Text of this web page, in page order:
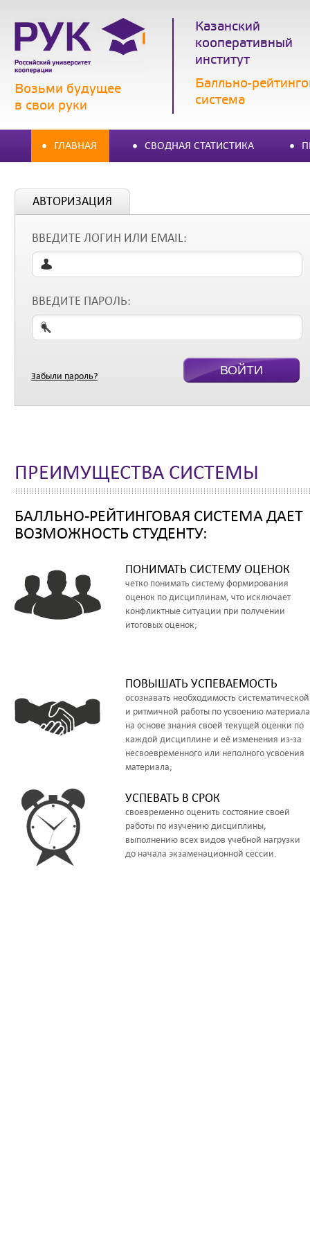
Возьми будущее
в свои руки
Казанский
кооперативный
институт
Балльно-
система
ГЛАВНАЯ СВОДНАЯ СТАТИСТИКА
АВТОРИЗАЦИЯ
ВВЕДИТЕ ЛОГИН ИЛИ EMAIL:
ВВЕДИТЕ ПАРОЛЬ:
Забыли пароль?
ПРЕИМУЩЕСТВА СИСТЕМЫ
БАЛЛЬНО-РЕЙТИНГОВАЯ СИСТЕМА ДАЕТ
ВОЗМОЖНОСТЬ СТУДЕНТУ:
ПОНИМАТЬ СИСТЕМУ ОЦЕНОК
четко понимать систему формирования
оценок по дисциплинам, что исключает
конфликтные ситуации при получении
итоговых оценок;
ПОВЫШАТЬ УСПЕВАЕМОСТЬ
осознавать необходимость систематической
и ритмичной работы по усвоению материала
на основе знания своей текущей оценки по
каждой дисциплине и её изменения из-за
несвоевременного или неполного усвоения
материала;
УСПЕВАТЬ В СРОК
своевременно оценить состояние своей
работы по изучению дисциплины,
выполнению всех видов учебной нагрузки
до начала экзаменационной сессии.